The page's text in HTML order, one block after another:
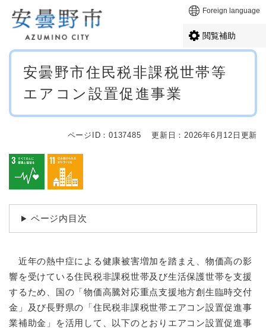
メニューを飛ばして本文へ Foreign language
閲覧補助
本
安曇野市住民税非課税世帯等
エアコン設置促進事業
ページID：0137485 更新日：2026年6月12日更新
ページ内目次
近年の熱中症による健康被害増加を踏まえ、物価高の影
響を受けている住民税非課税世帯及び生活保護世帯を支援
するため、国の「物価高騰対応重点支援地方創生臨時交付
金」及び長野県の「住民税非課税世帯エアコン設置促進事
業補助金」を活用して、以下のとおりエアコン設置促進事